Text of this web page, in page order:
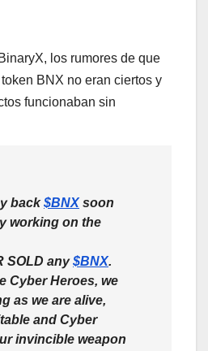
los rumores de que
BNX no eran ciertos y
funcionaban sin
back$BNXsoon
working on the
SOLD any$BNX.
Cyber Heroes, we
as we are alive,
and Cyber
invincible weapon